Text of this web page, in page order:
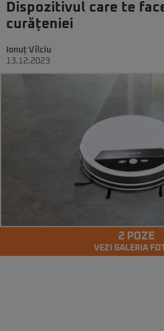
Dispozitivul care te
curățeniei
Ionuț Vîlciu
13.12.2023
2 POZE
VEZI GALERIA